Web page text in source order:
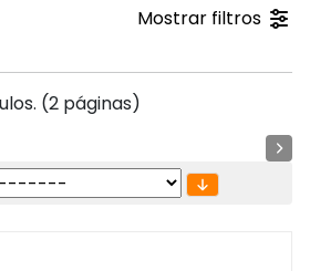
Mostrar filtros
(2 páginas)